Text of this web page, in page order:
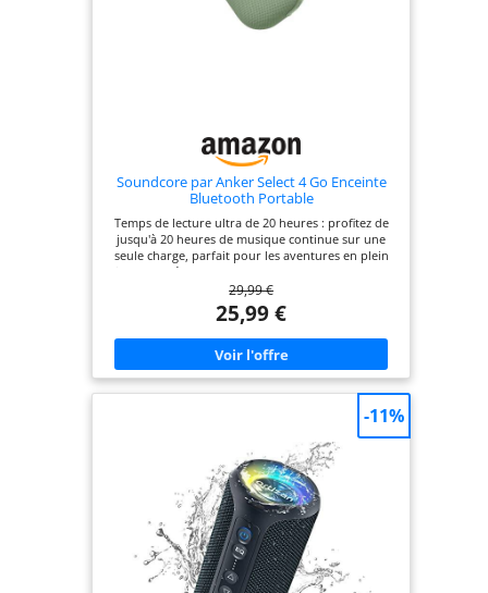
Soundcore par Anker Select 4 Go Enceinte
Bluetooth Portable
Temps de lecture ultra de 20 heures : profitez de
jusqu'à 20 heures de musique continue sur une
seule charge, parfait pour les aventures en plein
air prolongées et les rassemblements tout au long
de la journée. Son étonnamment puissant de 5 W :
malgré sa taille compacte, ce haut-parleur
Bluetooth offre un son puissant et percutant avec
une sortie de 5 W, assurant une performance
audio claire et dynamique. Protection efficace IP67
et flottante : classé IP67 pour une protection
complète contre la poussière et l'eau, ce haut-
conditions extérieures difficiles et peut même
flotter, ce qui le rend idéal pour les fêtes sur la
rivière et les excursions à la plage. Design léger et
sangle : le design léger et la sangle incluse
facilitent le transport du haut-parleur extérieur
n'importe où, que vous soyez en randonnée, à
vélo ou tout simplement en déplacement.
Appairage stéréo sans fil (TWS) : activez
l'appariement True Wireless Stereo (TWS) pour
connecter deux haut-parleurs sans fil pour une
expérience sonore améliorée et immersive avec
29,99 €
25,99 €
-11%